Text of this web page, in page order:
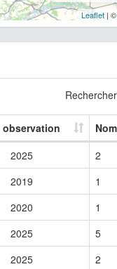
Leaflet| ©
observation
2025
2
2019
1
2020
1
2025
5
2025
2